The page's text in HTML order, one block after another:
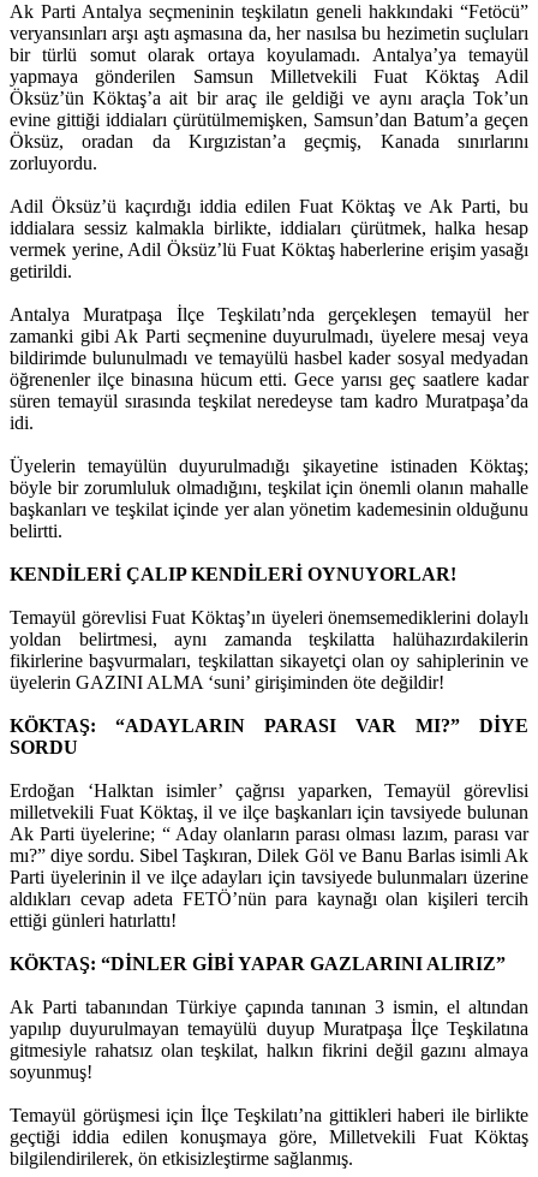
Ak Parti Antalya seçmeninin teşkilatın geneli hakkındaki “Fetöcü”
veryansınları arşı aştı aşmasına da, her nasılsa bu hezimetin suçluları
bir türlü somut olarak ortaya koyulamadı. Antalya’ya temayül
yapmaya gönderilen Samsun Milletvekili Fuat Köktaş Adil
Öksüz’ün Köktaş’a ait bir araç ile geldiği ve aynı araçla Tok’un
evine gittiği iddiaları çürütülmemişken, Samsun’dan Batum’a geçen
Öksüz, oradan da Kırgızistan’a geçmiş, Kanada sınırlarını
zorluyordu.
Adil Öksüz’ü kaçırdığı iddia edilen Fuat Köktaş ve Ak Parti, bu
iddialara sessiz kalmakla birlikte, iddiaları çürütmek, halka hesap
vermek yerine, Adil Öksüz’lü Fuat Köktaş haberlerine erişim yasağı
getirildi.
Antalya Muratpaşa İlçe Teşkilatı’nda gerçekleşen temayül her
zamanki gibi Ak Parti seçmenine duyurulmadı, üyelere mesaj veya
bildirimde bulunulmadı ve temayülü hasbel kader sosyal medyadan
öğrenenler ilçe binasına hücum etti. Gece yarısı geç saatlere kadar
süren temayül sırasında teşkilat neredeyse tam kadro Muratpaşa’da
idi.
Üyelerin temayülün duyurulmadığı şikayetine istinaden Köktaş;
böyle bir zorumluluk olmadığını, teşkilat için önemli olanın mahalle
başkanları ve teşkilat içinde yer alan yönetim kademesinin olduğunu
belirtti.
KENDİLERİ ÇALIP KENDİLERİ OYNUYORLAR!
Temayül görevlisi Fuat Köktaş’ın üyeleri önemsemediklerini dolaylı
yoldan belirtmesi, aynı zamanda teşkilatta halühazırdakilerin
fikirlerine başvurmaları, teşkilattan sikayetçi olan oy sahiplerinin ve
üyelerin GAZINI ALMA ‘suni’ girişiminden öte değildir!
KÖKTAŞ: “ADAYLARIN PARASI VAR MI?” DİYE
SORDU
Erdoğan ‘Halktan isimler’ çağrısı yaparken, Temayül görevlisi
milletvekili Fuat Köktaş, il ve ilçe başkanları için tavsiyede bulunan
Ak Parti üyelerine; “ Aday olanların parası olması lazım, parası var
mı?” diye sordu. Sibel Taşkıran, Dilek Göl ve Banu Barlas isimli Ak
Parti üyelerinin il ve ilçe adayları için tavsiyede bulunmaları üzerine
aldıkları cevap adeta FETÖ’nün para kaynağı olan kişileri tercih
ettiği günleri hatırlattı!
KÖKTAŞ: “DİNLER GİBİ YAPAR GAZLARINI ALIRIZ”
Ak Parti tabanından Türkiye çapında tanınan 3 ismin, el altından
yapılıp duyurulmayan temayülü duyup Muratpaşa İlçe Teşkilatına
gitmesiyle rahatsız olan teşkilat, halkın fikrini değil gazını almaya
soyunmuş!
Temayül görüşmesi için İlçe Teşkilatı’na gittikleri haberi ile birlikte
geçtiği iddia edilen konuşmaya göre, Milletvekili Fuat Köktaş
bilgilendirilerek, ön etkisizleştirme sağlanmış.